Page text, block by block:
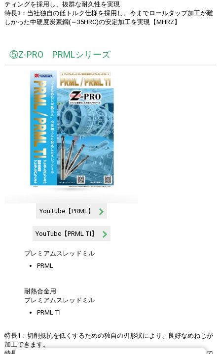
ティングを採用し、抜群な耐久性を実現
特長3：当社独自の低トルク仕様を採用し、今までロールタップ加工が難
しかった中硬度炭素鋼(～35HRC)の安定加工を実現【MHRZ】
⑤Z-PRO PRMLシリーズ
YouTube【PRML】
YouTube【PRML TI】
プレミアムスレッドミル
PRML
耐熱合金用
プレミアムスレッドミル
PRML TI
特長1：切削抵抗を低くするための独自の刃形状により、良好なめねじが
加工できます。